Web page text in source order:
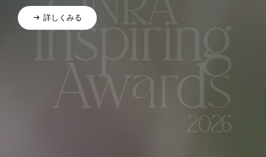
詳しくみる